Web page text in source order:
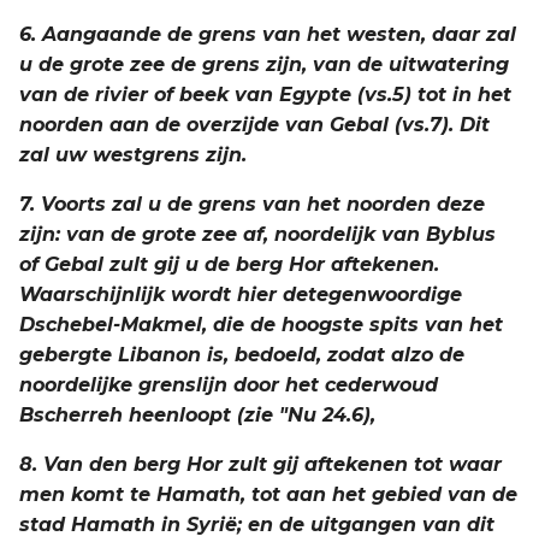
6. Aangaande de grens van het westen, daar zal
u de grote zee de grens zijn, van de uitwatering
van de rivier of beek van Egypte (vs.5) tot in het
noorden aan de overzijde van Gebal (vs.7). Dit
zal uw westgrens zijn.
7. Voorts zal u de grens van het noorden deze
zijn: van de grote zee af, noordelijk van Byblus
of Gebal zult gij u de berg Hor aftekenen.
Waarschijnlijk wordt hier detegenwoordige
Dschebel-Makmel, die de hoogste spits van het
gebergte Libanon is, bedoeld, zodat alzo de
noordelijke grenslijn door het cederwoud
Bscherreh heenloopt (zie "Nu 24.6),
8. Van den berg Hor zult gij aftekenen tot waar
men komt te Hamath, tot aan het gebied van de
stad Hamath in Syrië; en de uitgangen van dit